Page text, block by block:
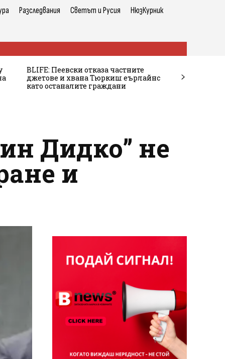
Разследвания Светът и Русия НюзКурник
BLIFE: Пеевски отказа частните
джетове и хвана Тюркиш еърлайнс
като останалите граждани
Дидко” не
и